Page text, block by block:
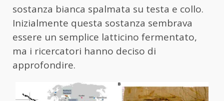
sostanza bianca spalmata su testa e collo.
Inizialmente questa sostanza sembrava
essere un semplice latticino fermentato,
ma i ricercatori hanno deciso di
approfondire.